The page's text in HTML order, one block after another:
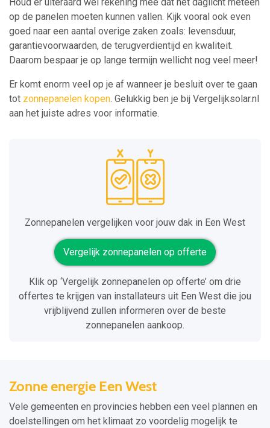
Houd er uiteraard wel rekening mee dat het daglicht meteen
op de panelen moeten kunnen vallen. Kijk vooral ook even
goed naar een aantal overige zaken zoals: levensduur,
garantievoorwaarden, de terugverdientijd en kwaliteit.
Daarom bespaar je op lange termijn wellicht nog veel meer!
Er komt enorm veel op je af wanneer je besluit over te gaan
tot zonnepanelen kopen. Gelukkig ben je bij Vergelijksolar.nl
aan het juiste adres voor informatie.
Zonnepanelen vergelijken voor jouw dak in Een West
Vergelijk zonnepanelen op offerte
Klik op ‘Vergelijk zonnepanelen op offerte’ om drie
offertes te krijgen van installateurs uit Een West die jou
vrijblijvend zullen informeren over de beste
zonnepanelen aankoop.
Zonne energie Een West
Vele gemeenten en provincies hebben een veel plannen en
doelstellingen om het klimaat zo voordelig mogelijk te